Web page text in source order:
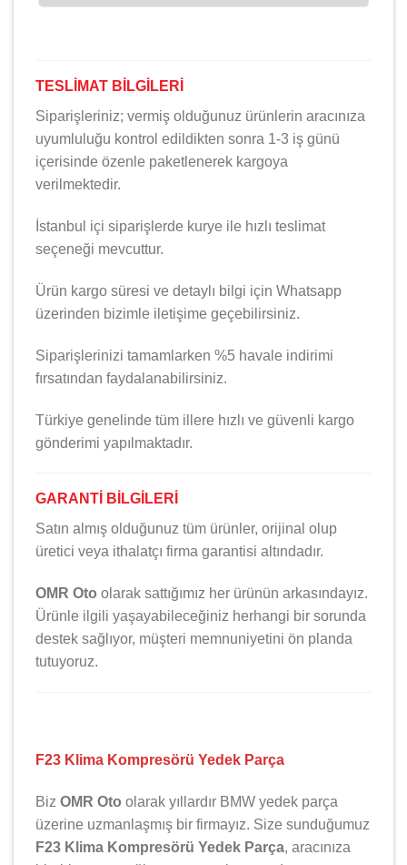
TESLİMAT BİLGİLERİ
Siparişleriniz; vermiş olduğunuz ürünlerin aracınıza
uyumluluğu kontrol edildikten sonra 1-3 iş günü
içerisinde özenle paketlenerek kargoya
verilmektedir.
İstanbul içi siparişlerde kurye ile hızlı teslimat
seçeneği mevcuttur.
Ürün kargo süresi ve detaylı bilgi için Whatsapp
üzerinden bizimle iletişime geçebilirsiniz.
Siparişlerinizi tamamlarken %5 havale indirimi
fırsatından faydalanabilirsiniz.
Türkiye genelinde tüm illere hızlı ve güvenli kargo
gönderimi yapılmaktadır.
GARANTİ BİLGİLERİ
Satın almış olduğunuz tüm ürünler, orijinal olup
üretici veya ithalatçı firma garantisi altındadır.
OMR Oto olarak sattığımız her ürünün arkasındayız.
Ürünle ilgili yaşayabileceğiniz herhangi bir sorunda
destek sağlıyor, müşteri memnuniyetini ön planda
tutuyoruz.
F23 Klima Kompresörü Yedek Parça
Biz OMR Oto olarak yıllardır BMW yedek parça
üzerine uzmanlaşmış bir firmayız. Size sunduğumuz
F23 Klima Kompresörü Yedek Parça, aracınıza